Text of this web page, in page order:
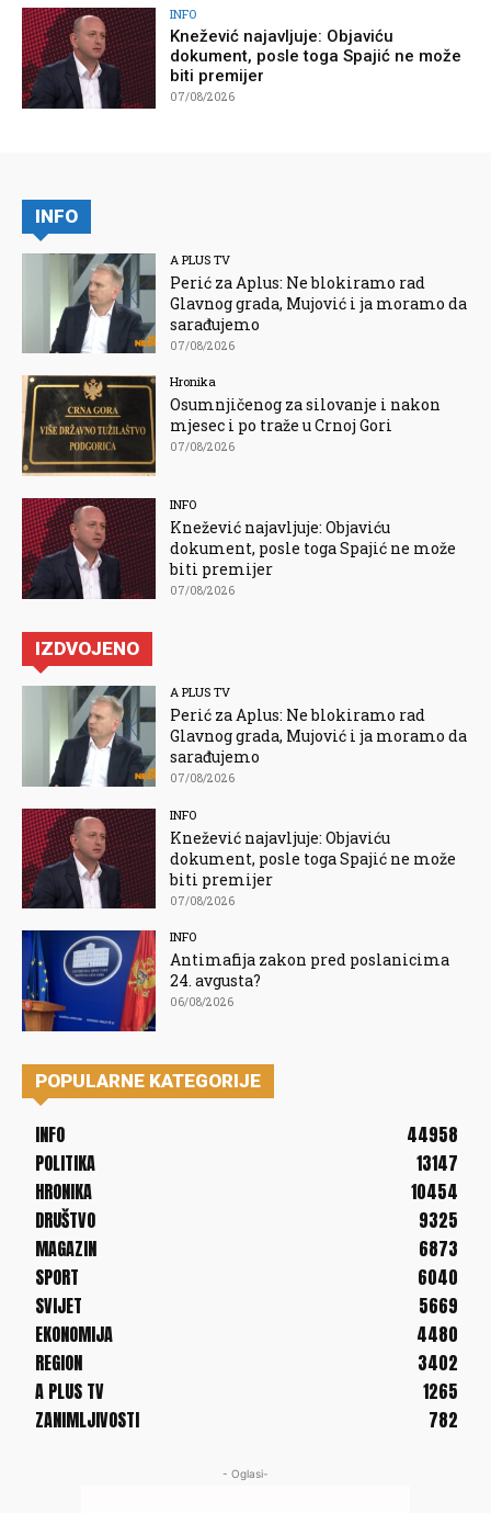
INFO
Knežević najavljuje: Objaviću
dokument, posle toga Spajić ne može
biti premijer
07/08/2026
INFO
A PLUS TV
Perić za Aplus: Ne blokiramo rad
Glavnog grada, Mujović i ja moramo da
sarađujemo
07/08/2026
Hronika
Osumnjičenog za silovanje i nakon
mjesec i po traže u Crnoj Gori
07/08/2026
INFO
Knežević najavljuje: Objaviću
dokument, posle toga Spajić ne može
biti premijer
07/08/2026
IZDVOJENO
A PLUS TV
Perić za Aplus: Ne blokiramo rad
Glavnog grada, Mujović i ja moramo da
sarađujemo
07/08/2026
INFO
Knežević najavljuje: Objaviću
dokument, posle toga Spajić ne može
biti premijer
07/08/2026
INFO
Antimafija zakon pred poslanicima
24. avgusta?
06/08/2026
POPULARNE KATEGORIJE
INFO
44958
POLITIKA
13147
HRONIKA
10454
DRUŠTVO
9325
MAGAZIN
6873
SPORT
6040
SVIJET
5669
EKONOMIJA
4480
REGION
3402
A PLUS TV
1265
ZANIMLJIVOSTI
782
- Oglasi-